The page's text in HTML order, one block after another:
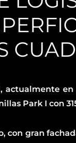
actualmente
Park I con
con gran